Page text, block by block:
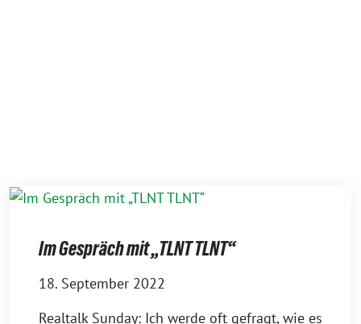
Im Gespräch mit „TLNT TLNT“
18. September 2022
Realtalk Sunday: Ich werde oft gefragt, wie es